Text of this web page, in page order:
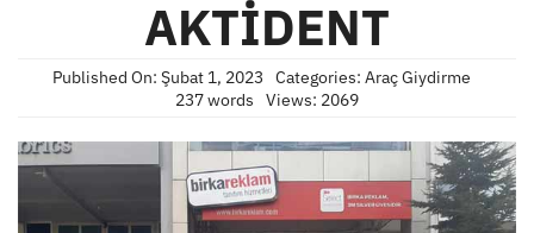
AKTİDENT
Published On: Şubat 1, 2023 Categories: Araç Giydirme
237 words
Views: 2069